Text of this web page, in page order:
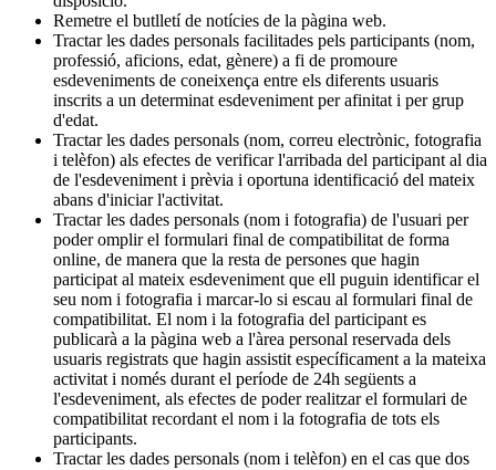
Remetre el butlletí de notícies de la pàgina web.
Tractar les dades personals facilitades pels participants (nom,
professió, aficions, edat, gènere) a fi de promoure
esdeveniments de coneixença entre els diferents usuaris
inscrits a un determinat esdeveniment per afinitat i per grup
d'edat.
Tractar les dades personals (nom, correu electrònic, fotografia
i telèfon) als efectes de verificar l'arribada del participant al dia
de l'esdeveniment i prèvia i oportuna identificació del mateix
abans d'iniciar l'activitat.
Tractar les dades personals (nom i fotografia) de l'usuari per
poder omplir el formulari final de compatibilitat de forma
online, de manera que la resta de persones que hagin
participat al mateix esdeveniment que ell puguin identificar el
seu nom i fotografia i marcar-lo si escau al formulari final de
compatibilitat. El nom i la fotografia del participant es
publicarà a la pàgina web a l'àrea personal reservada dels
usuaris registrats que hagin assistit específicament a la mateixa
activitat i només durant el període de 24h següents a
l'esdeveniment, als efectes de poder realitzar el formulari de
compatibilitat recordant el nom i la fotografia de tots els
participants.
Tractar les dades personals (nom i telèfon) en el cas que dos